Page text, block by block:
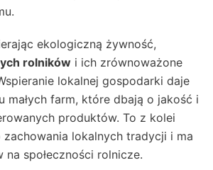
ekologiczną żywność,
rolników i ich zrównoważone
lokalnej gospodarki daje
małych farm, które dbają o jakość i
produktów. To z kolei
lokalnych tradycji i ma
na społeczności rolnicze.